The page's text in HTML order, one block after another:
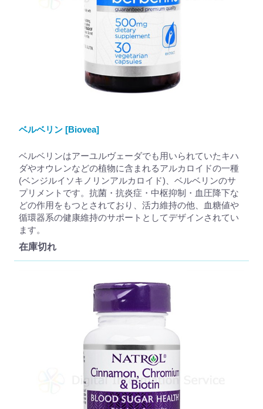
ベルベリン [Biovea]
ベルベリンはアーユルヴェーダでも用いられていたキハ
ダやオウレンなどの植物に含まれるアルカロイドの一種
(ベンジルイソキノリンアルカロイド)、ベルベリンのサ
プリメントです。抗菌・抗炎症・中枢抑制・血圧降下な
どの作用をもつとされており、活力維持の他、血糖値や
循環器系の健康維持のサポートとしてデザインされてい
ます。
在庫切れ